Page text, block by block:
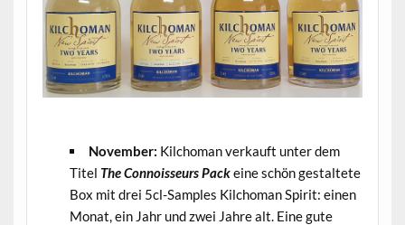
November: Kilchoman verkauft unter dem
Titel The Connoisseurs Packeine schön gestaltete
Box mit drei 5cl-Samples Kilchoman Spirit: einen
Monat, ein Jahr und zwei Jahre alt. Eine gute